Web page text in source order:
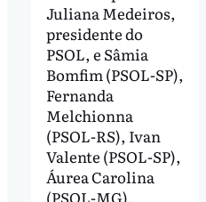
Juliana Medeiros,
presidente do
PSOL, e Sâmia
Bomfim (PSOL-SP),
Fernanda
Melchionna
(PSOL-RS), Ivan
Valente (PSOL-SP),
Áurea Carolina
(PSOL-MG),